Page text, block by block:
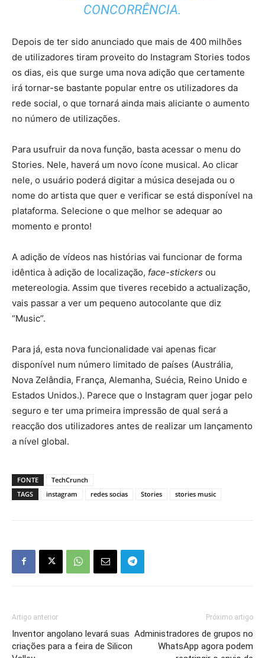
CONCORRÊNCIA.
Depois de ter sido anunciado que mais de 400 milhões
de utilizadores tiram proveito do Instagram Stories todos
os dias, eis que surge uma nova adição que certamente
irá tornar-se bastante popular entre os utilizadores da
rede social, o que tornará ainda mais aliciante o aumento
no número de utilizações.
Para usufruir da nova função, basta acessar o menu do
Stories. Nele, haverá um novo ícone musical. Ao clicar
nele, o usuário poderá digitar a música desejada ou o
nome do artista que quer e verificar se está disponível na
plataforma. Selecione o que melhor se adequar ao
momento e pronto!
A adição de vídeos nas histórias vai funcionar de forma
idêntica à adição de localização, face-stickers ou
metereologia. Assim que tiveres recebido a actualização,
vais passar a ver um pequeno autocolante que diz
“Music”.
Para já, esta nova funcionalidade vai apenas ficar
disponível num número limitado de países (Austrália,
Nova Zelândia, França, Alemanha, Suécia, Reino Unido e
Estados Unidos.). Parece que o Instagram quer jogar pelo
seguro e ter uma primeira impressão de qual será a
reacção dos utilizadores antes de realizar um lançamento
a nível global.
FONTE
TechCrunch
TAGS
instagram redes socias Stories stories music
Artigo anterior
Inventor angolano levará suas
criações para a feira de Silicon
Próximo artigo
Administradores de grupos no
WhatsApp agora podem